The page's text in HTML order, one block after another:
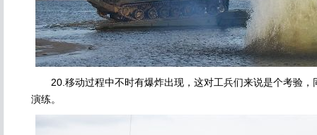
20.移动过程中不时有爆炸出现，这对工兵们来说是个考验，
演练。